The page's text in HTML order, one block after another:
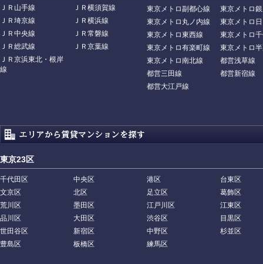
ＪＲ山手線
ＪＲ横須賀線
ＪＲ埼京線
ＪＲ横浜線
ＪＲ中央線
ＪＲ常磐線
ＪＲ総武線
ＪＲ京葉線
ＪＲ京浜東北・根岸
線
東京メトロ副都心線
東京メトロ
東京メトロ丸ノ内線
東京メトロ
東京メトロ東西線
東京メトロ
東京メトロ有楽町線
東京メトロ
東京メトロ南北線
都営浅草線
都営三田線
都営新宿線
都営大江戸線
東京23区
千代田区 中央区 港区
台東区
文京区
北区 足立区
葛飾区
荒川区
墨田区 江戸川区
江東区
品川区
大田区 渋谷区
目黒区
世田谷区
新宿区 中野区
杉並区
豊島区
板橋区 練馬区